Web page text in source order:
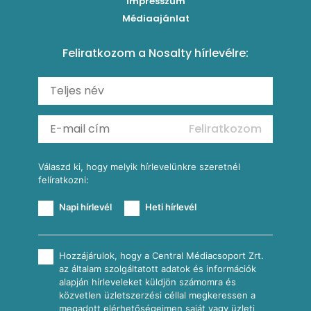
Carbonara
Shakshuka
Ratatouille
Mexikói húsleves kukorica salsával
Almás-kéksajtos kukoricasaláta
Köretek
Reggeli receptek
Médiaajánlat
Feliratkozom a Nosalty hírlevélre:
Feliratkozom
Válaszd ki, hogy melyik hírlevelünkre szeretnél
felíratkozni:
Napi hírlevél Heti hírlevél
Hozzájárulok, hogy a Central Médiacsoport Zrt.
az általam szolgáltatott adatok és információk
alapján hírleveleket küldjön számomra és
közvetlen üzletszerzési céllal megkeressen a
megadott elérhetőségeimen saját vagy üzleti